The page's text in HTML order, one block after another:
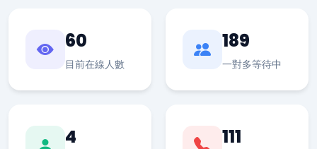
60
目前在線人數
189
一對多等待中
4 111